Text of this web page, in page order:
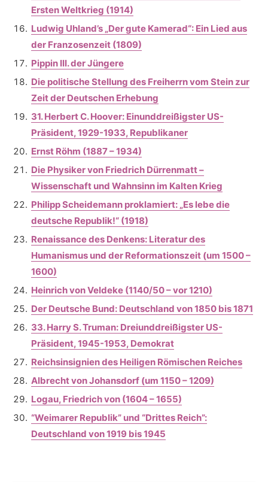
Ersten Weltkrieg (1914)
Ludwig Uhland’s „Der gute Kamerad“: Ein Lied aus
der Franzosenzeit (1809)
Pippin III. der Jüngere
Die politische Stellung des Freiherrn vom Stein zur
Zeit der Deutschen Erhebung
31. Herbert C. Hoover: Einunddreißigster US-
Präsident, 1929-1933, Republikaner
Ernst Röhm (1887 – 1934)
Die Physiker von Friedrich Dürrenmatt –
Wissenschaft und Wahnsinn im Kalten Krieg
Philipp Scheidemann proklamiert: „Es lebe die
deutsche Republik!“ (1918)
Renaissance des Denkens: Literatur des
Humanismus und der Reformationszeit (um 1500 –
1600)
Heinrich von Veldeke (1140/50 – vor 1210)
Der Deutsche Bund: Deutschland von 1850 bis 1871
33. Harry S. Truman: Dreiunddreißigster US-
Präsident, 1945-1953, Demokrat
Reichsinsignien des Heiligen Römischen Reiches
Albrecht von Johansdorf (um 1150 – 1209)
Logau, Friedrich von (1604 – 1655)
“Weimarer Republik” und “Drittes Reich”:
Deutschland von 1919 bis 1945